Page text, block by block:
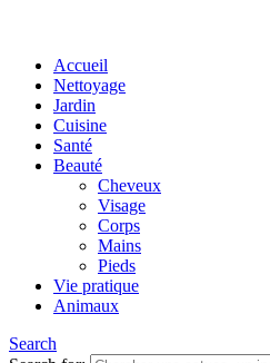
Accueil
Nettoyage
Jardin
Cuisine
Santé
Beauté
Cheveux
Visage
Corps
Mains
Pieds
Vie pratique
Animaux
Search